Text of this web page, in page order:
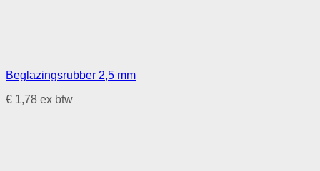
Beglazingsrubber 2,5 mm
€ 1,78 ex btw